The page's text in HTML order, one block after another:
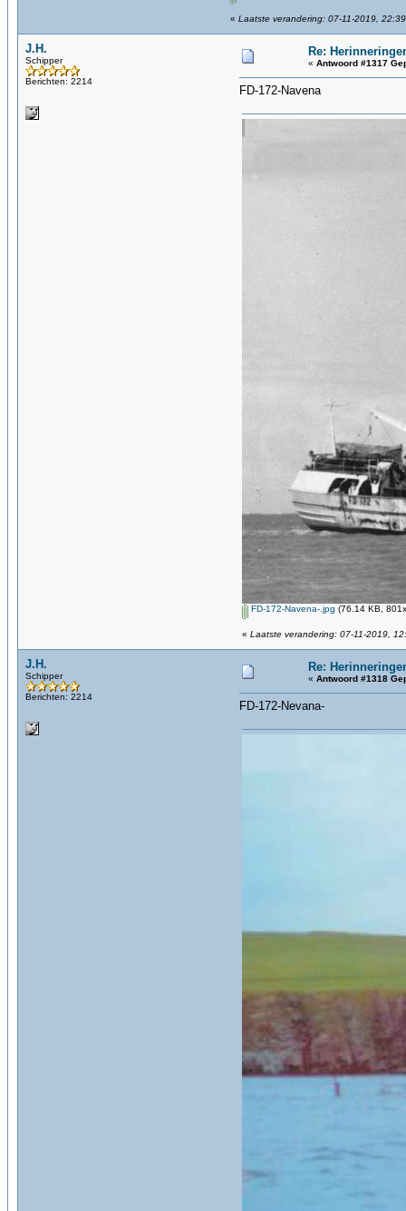
« Laatste verandering: 07-11-2019,
J.H.
Schipper
Berichten: 2214
Re:
« Antwoord #1317
FD-172-Navena
FD-172-Navena-.jpg (76.14 KB,
« Laatste verandering: 07-11-2019,
J.H.
Schipper
Berichten: 2214
Re:
« Antwoord #1318
FD-172-Nevana-